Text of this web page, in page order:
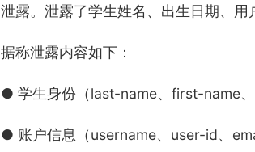
泄露。泄露了学生姓名、出生日期、用
据称泄露内容如下：
● 学生身份（last-name、first-name、
● 账户信息（username、user-id、